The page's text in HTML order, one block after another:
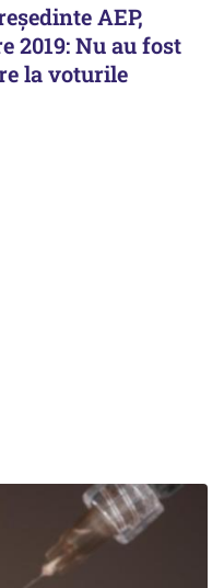
AEP,
2019: Nu au fost
la voturile